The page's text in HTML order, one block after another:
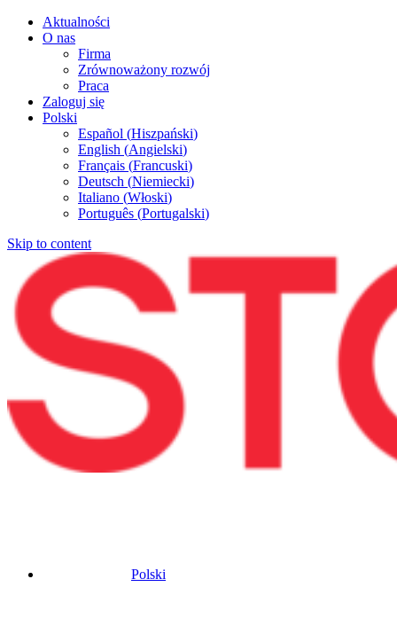
Aktualności
O nas
Firma
Zrównoważony rozwój
Praca
Zaloguj się
Polski
Español (Hiszpański)
English (Angielski)
Français (Francuski)
Deutsch (Niemiecki)
Italiano (Włoski)
Português (Portugalski)
Skip to content
Polski